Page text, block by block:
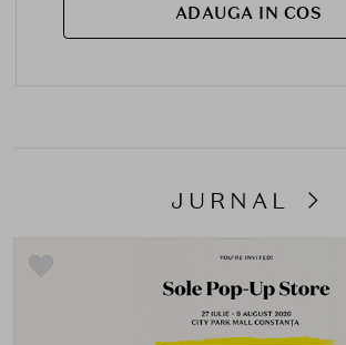
ADAUGA IN COS
JURNAL